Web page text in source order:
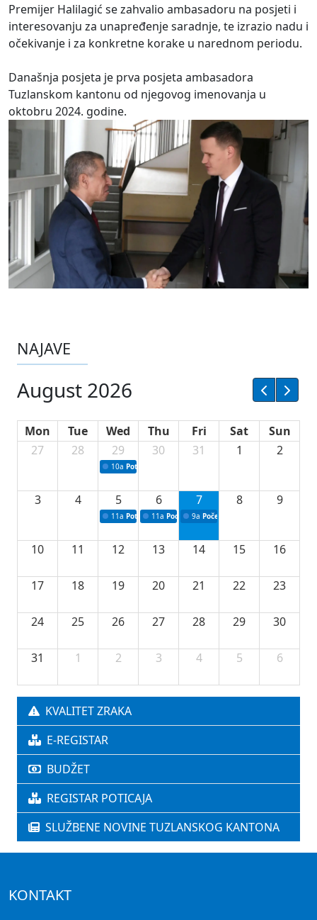
Premijer Halilagić se zahvalio ambasadoru na posjeti i
interesovanju za unapređenje saradnje, te izrazio nadu i
očekivanje i za konkretne korake u narednom periodu.
Današnja posjeta je prva posjeta ambasadora
Tuzlanskom kantonu od njegovog imenovanja u
oktobru 2024. godine.
NAJAVE
August 2026
Mon Tue Wed Thu Fri Sat
Sun
27
28 29
10a Potpisivanje ugovora sa neprofitnim
30 31 1 2
3 4 5
11a Potpisivanje ugovora o stipendijama za
6
11a Podrška razvoju vodne infrastrukture u
7
9a Početak izgradnje nove
8 9
10 11 12 13 14 15 16
17 18 19 20 21 22 23
24 25 26 27 28 29 30
31 1 2 3 4 5 6
KVALITET ZRAKA
E-REGISTAR
BUDŽET
REGISTAR POTICAJA
SLUŽBENE NOVINE TUZLANSKOG KANTONA
KONTAKT